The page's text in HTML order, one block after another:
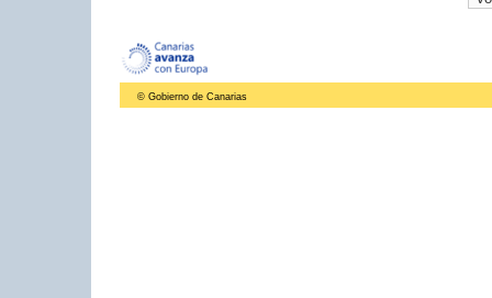
© Gobierno de Canarias